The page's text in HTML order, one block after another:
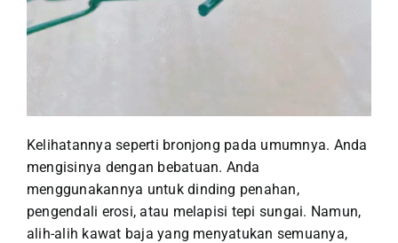
Kelihatannya seperti bronjong pada umumnya. Anda
mengisinya dengan bebatuan. Anda
menggunakannya untuk dinding penahan,
pengendali erosi, atau melapisi tepi sungai. Namun,
alih-alih kawat baja yang menyatukan semuanya,